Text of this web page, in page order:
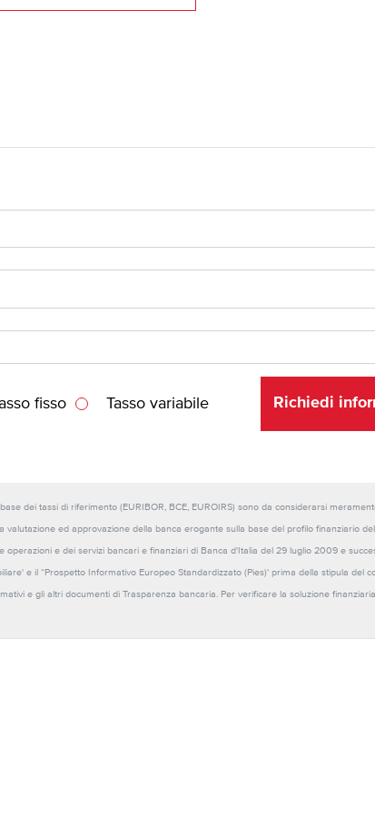
fisso Tasso variabile Richiedi
dei tassi di riferimento (EURIBOR, BCE, EUROIRS) sono da considerarsi
ed approvazione della banca erogante sulla base del profilo finanziario del
e dei servizi bancari e finanziari di Banca d'Italia del 29 luglio 2009 e
e il “Prospetto Informativo Europeo Standardizzato (Pies)' prima della stipula del
e gli altri documenti di Trasparenza bancaria. Per verificare la soluzione